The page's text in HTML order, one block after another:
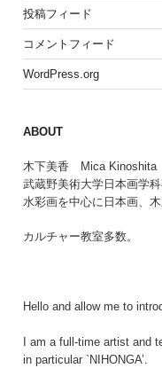
投稿フィード
コメントフィード
WordPress.org
ABOUT
木下美香 Mica Kinoshita
武蔵野美術大学日本画学科
水彩画を中心に日本画、
カルチャー教室多数。
Hello and allow me to
I am a full-time artist and
in particular `NIHONGA’.